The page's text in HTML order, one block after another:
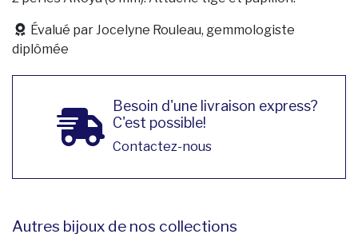
Évalué par Jocelyne Rouleau, gemmologiste
diplômée
Besoin d'une livraison express?
C'est possible!
Contactez-nous
Autres bijoux de nos collections